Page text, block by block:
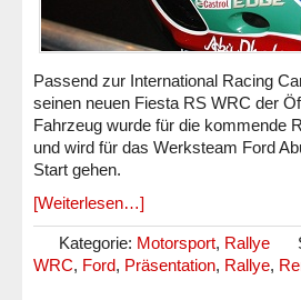
Passend zur International Racing
seinen neuen Fiesta RS WRC der
Fahrzeug wurde für die kommende
und wird für das Werksteam Ford
Start gehen.
[Weiterlesen…]
Kategorie: Motorsport, Rallye
WRC, Ford, Präsentation, Rallye,